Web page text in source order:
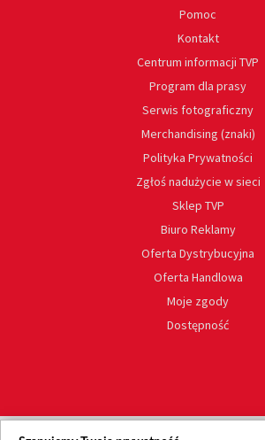
Pomoc
Kontakt
Centrum informacji TVP
Program dla prasy
Serwis fotograficzny
Merchandising (znaki)
Polityka Prywatności
Zgłoś nadużycie w sieci
Sklep TVP
Biuro Reklamy
Oferta Dystrybucyjna
Oferta Handlowa
Moje zgody
Dostępność